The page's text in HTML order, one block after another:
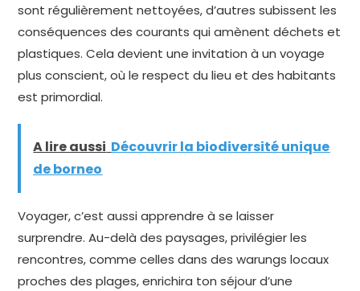
sont régulièrement nettoyées, d’autres subissent les
conséquences des courants qui amènent déchets et
plastiques. Cela devient une invitation à un voyage
plus conscient, où le respect du lieu et des habitants
est primordial.
A lire aussi Découvrir la biodiversité unique
de borneo
Voyager, c’est aussi apprendre à se laisser
surprendre. Au-delà des paysages, privilégier les
rencontres, comme celles dans des warungs locaux
proches des plages, enrichira ton séjour d’une